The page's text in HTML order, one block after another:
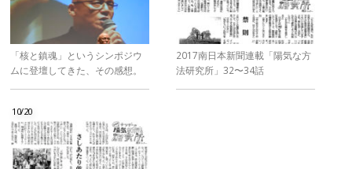
「核と鎮魂」というシンポジウ
ムに登壇してきた、その感想。
2017南日本新聞連載「陽気な方
法研究所」32〜34話
10/20